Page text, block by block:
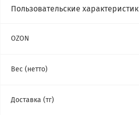
Пользовательские
OZON
Вес (нетто)
Доставка (тг)